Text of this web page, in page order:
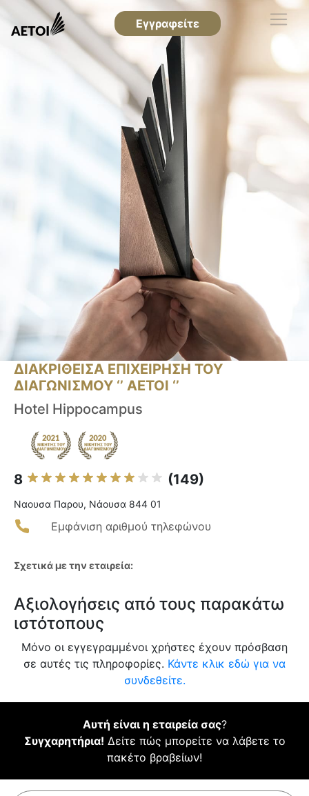
Εγγραφείτε
ΔΙΑΚΡΙΘΕΙΣΑ ΕΠΙΧΕΙΡΗΣΗ ΤΟΥ
ΔΙΑΓΩΝΙΣΜΟΥ ‘’ ΑΕΤΟΙ ‘’
Hotel Hippocampus
8 (149)
Ναουσα Παρου, Νάουσα 844 01
Εμφάνιση αριθμού τηλεφώνου
Σχετικά με την εταιρεία:
Αξιολογήσεις από τους παρακάτω
ιστότοπους
Μόνο οι εγγεγραμμένοι χρήστες έχουν πρόσβαση
σε αυτές τις πληροφορίες. Κάντε κλικ εδώ για να
συνδεθείτε.
Αυτή είναι η εταιρεία σας?
Συγχαρητήρια! Δείτε πώς μπορείτε να λάβετε το
πακέτο βραβείων!